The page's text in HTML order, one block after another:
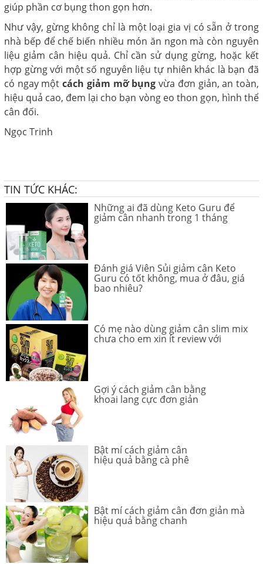
giúp phần cơ bụng thon gọn hơn.
Như vậy, gừng không chỉ là một loại gia vị có sẵn ở trong
nhà bếp để chế biến nhiều món ăn ngon mà còn nguyên
liệu giảm cân hiệu quả. Chỉ cần sử dụng gừng, hoặc kết
hợp gừng với một số nguyên liệu tự nhiên khác là bạn đã
có ngay mộtcách giảm mỡ bụng vừa đơn giản, an toàn,
hiệu quả cao, đem lại cho bạn vòng eo thon gọn, hình thể
cân đối.
Ngọc Trinh
TIN TỨC KHÁC:
Những ai đã dùng Keto Guru để
giảm cân nhanh trong 1 tháng
Đánh giá Viên Sủi giảm cân Keto
Guru có tốt không, mua ở đâu, giá
bao nhiêu?
Có mẹ nào dùng giảm cân slim mix
chưa cho em xin ít review với
Gợi ý cách giảm cân bằng
khoai lang cực đơn giản
Bật mí cách giảm cân
hiệu quả bằng cà phê
Bật mí cách giảm cân đơn giản mà
hiệu quả bằng chanh